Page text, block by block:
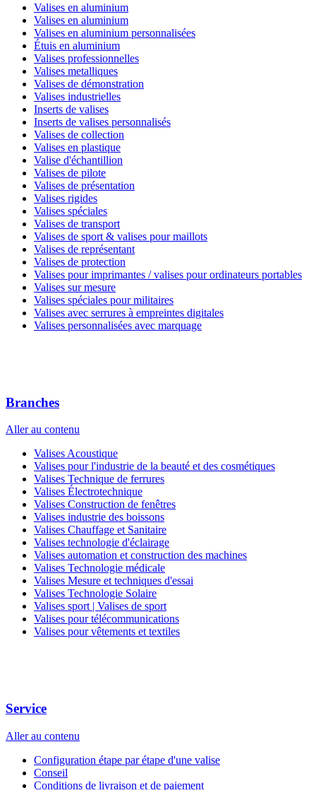
Valises en aluminium
Valises en aluminium
Valises en aluminium personnalisées
Étuis en aluminium
Valises professionnelles
Valises metalliques
Valises de démonstration
Valises industrielles
Inserts de valises
Inserts de valises personnalisés
Valises de collection
Valises en plastique
Valise d'échantillion
Valises de pilote
Valises de présentation
Valises rigides
Valises spéciales
Valises de transport
Valises de sport & valises pour maillots
Valises de représentant
Valises de protection
Valises pour imprimantes / valises pour ordinateurs portables
Valises sur mesure
Valises spéciales pour militaires
Valises avec serrures à empreintes digitales
Valises personnalisées avec marquage
Branches
Aller au contenu
Valises Acoustique
Valises pour l'industrie de la beauté et des cosmétiques
Valises Technique de ferrures
Valises Électrotechnique
Valises Construction de fenêtres
Valises industrie des boissons
Valises Chauffage et Sanitaire
Valises technologie d'éclairage
Valises automation et construction des machines
Valises Technologie médicale
Valises Mesure et techniques d'essai
Valises Technologie Solaire
Valises sport | Valises de sport
Valises pour télécommunications
Valises pour vêtements et textiles
Service
Aller au contenu
Configuration étape par étape d'une valise
Conseil
Conditions de livraison et de paiement